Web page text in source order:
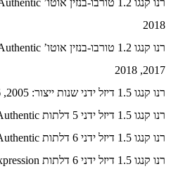
2018
2017, 2018
רנו קנגו 1.5 דיזל ידני שנות ייצור: 2005, 2006, 2007, 2008, 2009
רנו קנגו 1.5 דיזל ידני 5 דלתות Authentic שנות ייצור: 2012, 2013
רנו קנגו 1.5 דיזל ידני 6 דלתות Authentic שנות ייצור: 2012, 2013
רנו קנגו 1.5 דיזל ידני 6 דלתות Expression שנות ייצור: 2012, 2013